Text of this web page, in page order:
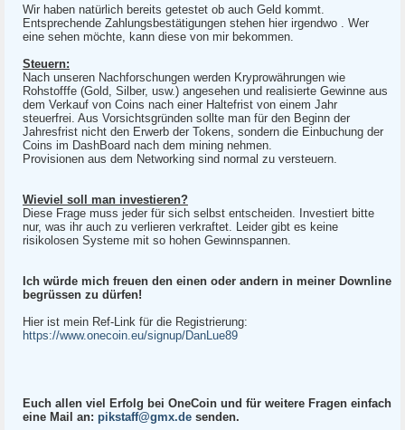
Wir haben natürlich bereits getestet ob auch Geld kommt.
Entsprechende Zahlungsbestätigungen stehen hier irgendwo . Wer
eine sehen möchte, kann diese von mir bekommen.
Steuern:
Nach unseren Nachforschungen werden Kryprowährungen wie
Rohstofffe (Gold, Silber, usw.) angesehen und realisierte Gewinne aus
dem Verkauf von Coins nach einer Haltefrist von einem Jahr
steuerfrei. Aus Vorsichtsgründen sollte man für den Beginn der
Jahresfrist nicht den Erwerb der Tokens, sondern die Einbuchung der
Coins im DashBoard nach dem mining nehmen.
Provisionen aus dem Networking sind normal zu versteuern.
Wieviel soll man investieren?
Diese Frage muss jeder für sich selbst entscheiden. Investiert bitte
nur, was ihr auch zu verlieren verkraftet. Leider gibt es keine
risikolosen Systeme mit so hohen Gewinnspannen.
Ich würde mich freuen den einen oder andern in meiner Downline
begrüssen zu dürfen!
Hier ist mein Ref-Link für die Registrierung:
https://www.onecoin.eu/signup/DanLue89
Euch allen viel Erfolg bei OneCoin und für weitere Fragen einfach
eine Mail an: pikstaff@gmx.de senden.